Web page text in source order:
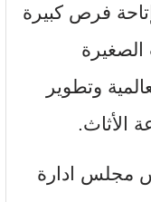
إتاحة فرص كبيرة
وتطوير
الأثاث.
مجلس ادارة